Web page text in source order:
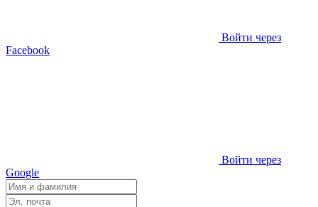
Войти через
Facebook
Войти через
Google